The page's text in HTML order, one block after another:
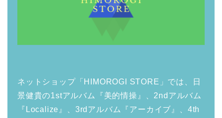
ネットショップ「HIMOROGI STORE」では、日
景健貴の1stアルバム『美的情操』、2ndアルバム
『Localize』、3rdアルバム『アーカイブ』、4th